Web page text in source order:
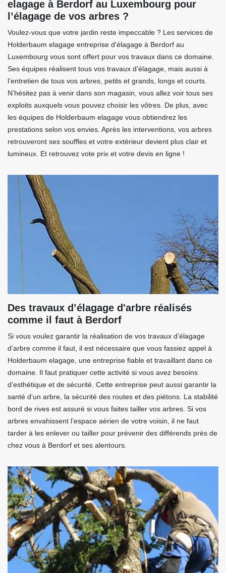
elagage à Berdorf au Luxembourg pour
l’élagage de vos arbres ?
Voulez-vous que votre jardin reste impeccable ? Les services de
Holderbaum elagage entreprise d'élagage à Berdorf au
Luxembourg vous sont offert pour vos travaux dans ce domaine.
Ses équipes réalisent tous vos travaux d’élagage, mais aussi à
l’entretien de tous vos arbres, petits et grands, longs et courts.
N’hésitez pas à venir dans son magasin, vous allez voir tous ses
exploits auxquels vous pouvez choisir les vôtres. De plus, avec
les équipes de Holderbaum elagage vous obtiendrez les
prestations selon vos envies. Après les interventions, vos arbres
retrouveront ses souffles et votre extérieur devient plus clair et
lumineux. Et retrouvez vote prix et votre devis en ligne !
Des travaux d’élagage d'arbre réalisés
comme il faut à Berdorf
Si vous voulez garantir la réalisation de vos travaux d’élagage
d’arbre comme il faut, il est nécessaire que vous fassiez appel à
Holderbaum elagage, une entreprise fiable et travaillant dans ce
domaine. Il faut pratiquer cette activité si vous avez besoins
d’esthétique et de sécurité. Cette entreprise peut aussi garantir la
santé d'un arbre, la sécurité des routes et des piétons. La stabilité
bord de rives est assuré si vous faites tailler vos arbres. Si vos
arbres envahissent l’espace aérien de votre voisin, il ne faut
tarder à les enlever ou tailler pour prévenir des différends près de
chez vous à Berdorf et ses alentours.